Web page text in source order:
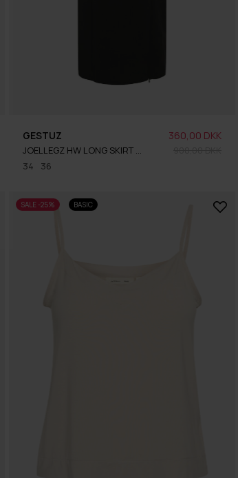
34 36
GESTUZ
JOELLEGZ HW LONG SKIRT NOOS
360,00 DKK
SALE -25% BASIC